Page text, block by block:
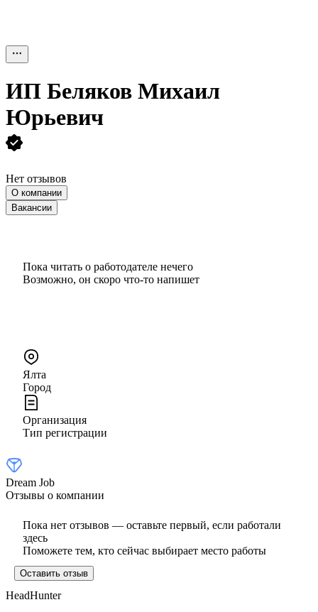
ИП Беляков Михаил
Юрьевич
Нет отзывов
О компании
Вакансии
Пока читать о работодателе нечего
Возможно, он скоро что‑то напишет
Ялта
Город
Организация
Тип регистрации
Dream Job
Отзывы о компании
Пока нет отзывов — оставьте первый, если работали
здесь
Поможете тем, кто сейчас выбирает место работы
Оставить отзыв
HeadHunter